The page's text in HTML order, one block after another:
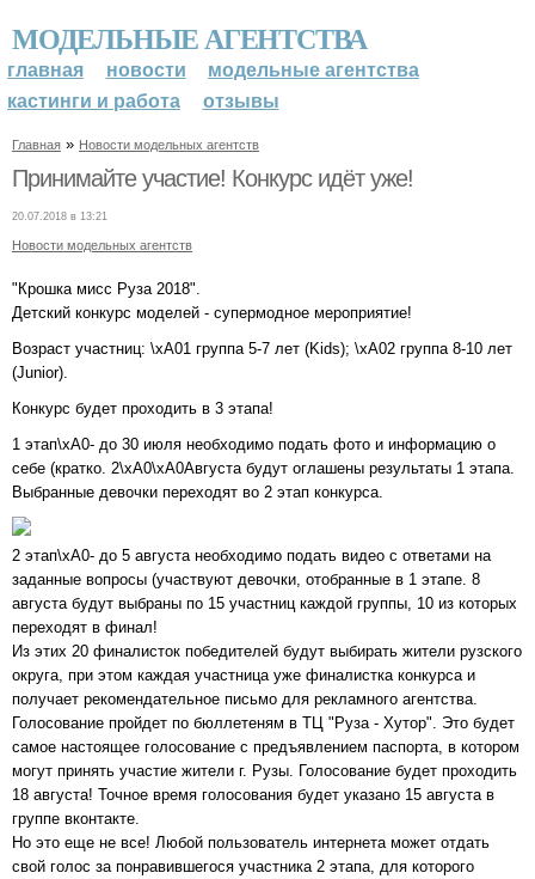
МОДЕЛЬНЫЕ АГЕНТСТВА
главная новости
модельные агентства
кастинги и работа
отзывы
Главная » Новости модельных агентств
Принимайте участие! Конкурс идёт уже!
20.07.2018 в 13:21
Новости модельных агентств
"Крошка мисс Руза 2018".
Детский конкурс моделей - супермодное мероприятие!
Возраст участниц: \xA01 группа 5-7 лет (Kids); \xA02 группа 8-10 лет
(Junior).
Конкурс будет проходить в 3 этапа!
1 этап\xA0- до 30 июля необходимо подать фото и информацию о
себе (кратко. 2\xA0\xA0Августа будут оглашены результаты 1 этапа.
Выбранные девочки переходят во 2 этап конкурса.
2 этап\xA0- до 5 августа необходимо подать видео с ответами на
заданные вопросы (участвуют девочки, отобранные в 1 этапе. 8
августа будут выбраны по 15 участниц каждой группы, 10 из которых
переходят в финал!
Из этих 20 финалисток победителей будут выбирать жители рузского
округа, при этом каждая участница уже финалистка конкурса и
получает рекомендательное письмо для рекламного агентства.
Голосование пройдет по бюллетеням в ТЦ "Руза - Хутор". Это будет
самое настоящее голосование с предъявлением паспорта, в котором
могут принять участие жители г. Рузы. Голосование будет проходить
18 августа! Точное время голосования будет указано 15 августа в
группе вконтакте.
Но это еще не все! Любой пользователь интернета может отдать
свой голос за понравившегося участника 2 этапа, для которого